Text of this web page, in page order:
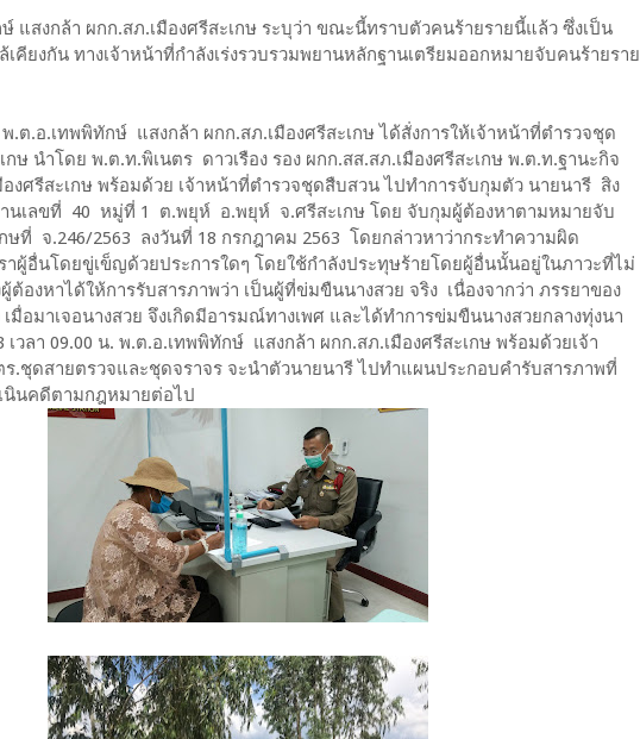
แสงกล้า ผกก.สภ.เมืองศรีสะเกษ ระบุว่า ขณะนี้ทราบตัวคนร้ายรายนี้แล้ว ซึ่งเป็น
เคียงกัน ทางเจ้าหน้าที่กำลังเร่งรวบรวมพยานหลักฐานเตรียมออกหมายจับคนร้ายราย
.ต.อ.เทพพิทักษ์ แสงกล้า ผกก.สภ.เมืองศรีสะเกษ ได้สั่งการให้เจ้าหน้าที่ตำรวจชุด
กษ นำโดย พ.ต.ท.พิเนตร ดาวเรือง รอง ผกก.สส.สภ.เมืองศรีสะเกษ พ.ต.ท.ฐานะกิจ
งศรีสะเกษ พร้อมด้วย เจ้าหน้าที่ตำรวจชุดสืบสวน ไปทำการจับกุมตัว นายนารี สิง
นเลขที่ 40 หมู่ที่ 1 ต.พยุห์ อ.พยุห์ จ.ศรีสะเกษ โดย จับกุมผู้ต้องหาตามหมายจับ
ษที่ จ.246/2563 ลงวันที่ 18 กรกฎาคม 2563 โดยกล่าวหาว่ากระทำความผิด
าผู้อื่นโดยขู่เข็ญด้วยประการใดๆ โดยใช้กำลังประทุษร้ายโดยผู้อื่นนั้นอยู่ในภาวะที่ไม่
ต้องหาได้ให้การรับสารภาพว่า เป็นผู้ที่ข่มขืนนางสวย จริง เนื่องจากว่า ภรรยาของ
มื่อมาเจอนางสวย จึงเกิดมีอารมณ์ทางเพศ และได้ทำการข่มขืนนางสวยกลางทุ่งนา
เวลา 09.00 น. พ.ต.อ.เทพพิทักษ์ แสงกล้า ผกก.สภ.เมืองศรีสะเกษ พร้อมด้วยเจ้า
.ชุดสายตรวจและชุดจราจร จะนำตัวนายนารี ไปทำแผนประกอบคำรับสารภาพที่
นินคดีตามกฎหมายต่อไป